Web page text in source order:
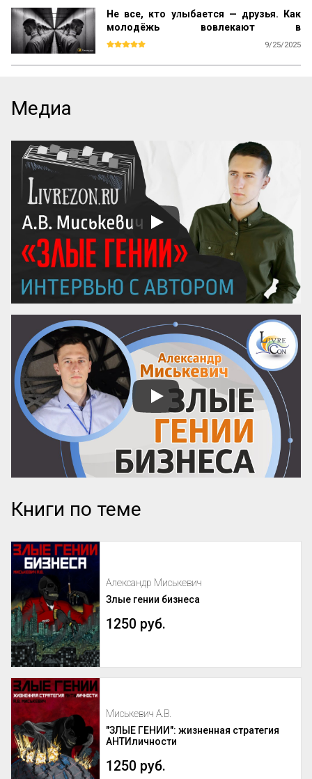
Не все, кто улыбается — друзья. Как
молодёжь вовлекают в
деструктивные сообщества
9/25/2025
стоит думать, что туда попадают только
«странные» или «сумасшедшие». Такие
группы действуют по универсальным
схемам, и зацепить они могут любого.
Как понять, что вы или ваш друг
оказались в опасном сообществе? Меня
зовут Захар Федин, я пишу книгу про
молодежную деградацию. В частности,
уже больше года изуча...
Медиа
Книги по теме
Александр Миськевич
Злые гении бизнеса
1250 руб.
Миськевич А.В.
"ЗЛЫЕ ГЕНИИ": жизненная стратегия
АНТИличности
1250 руб.